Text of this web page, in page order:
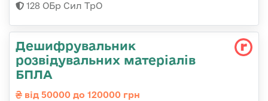
128 ОБр Сил ТрО
Дешифрувальник
розвідувальних матеріалів
БПЛА
від 50000 до 120000 грн